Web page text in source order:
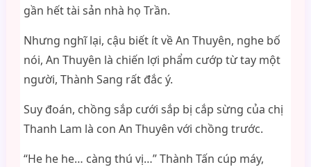
gần hết tài sản nhà họ Trần.
Nhưng nghĩ lại, cậu biết ít về An Thuyên, nghe bố
nói, An Thuyên là chiến lợi phẩm cướp từ tay một
người, Thành Sang rất đắc ý.
Suy đoán, chồng sắp cưới sắp bị cắp sừng của chị
Thanh Lam là con An Thuyên với chồng trước.
“He he he… càng thú vị…” Thành Tấn cúp máy,